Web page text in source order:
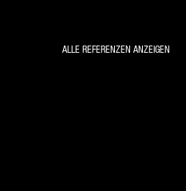
Groupement Tunnel de Choindez c/o
ALLE REFERENZEN ANZEIGEN